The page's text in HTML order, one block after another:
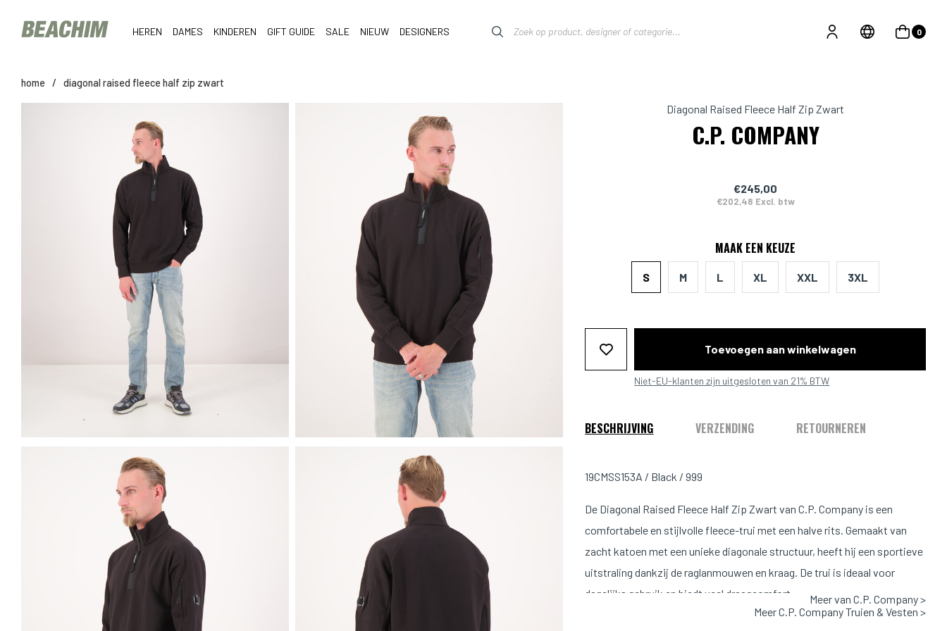
HEREN DAMES KINDEREN GIFT GUIDE SALE NIEUW DESIGNERS 0
home / diagonal raised fleece half zip zwart
Diagonal Raised Fleece Half Zip Zwart
C.P. COMPANY
€245,00
€202,48 Excl. btw
MAAK EEN KEUZE
S M L XL XXL 3XL
Toevoegen aan winkelwagen
Niet-EU-klanten zijn uitgesloten van 21% BTW
BESCHRIJVING VERZENDING RETOURNEREN
19CMSS153A / Black / 999
De Diagonal Raised Fleece Half Zip Zwart van C.P. Company is een
comfortabele en stijlvolle fleece-trui met een halve rits. Gemaakt van
zacht katoen met een unieke diagonale structuur, heeft hij een sportieve
uitstraling dankzij de raglanmouwen en kraag. De trui is ideaal voor
dagelijks gebruik en biedt veel draagcomfort
Meer van C.P. Company >
Meer C.P. Company Truien & Vesten >